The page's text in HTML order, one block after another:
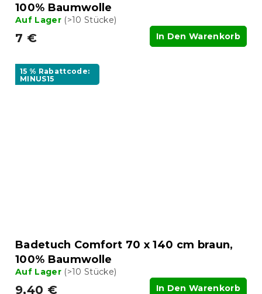
100% Baumwolle
Auf Lager (>10 Stücke)
7 € In Den Warenkorb
15 % Rabattcode:
MINUS15
Badetuch Comfort 70 x 140 cm braun,
100% Baumwolle
Auf Lager (>10 Stücke)
9,40 € In Den Warenkorb